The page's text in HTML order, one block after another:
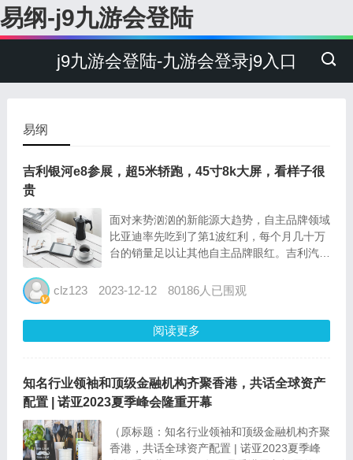
易纲-j9九游会登陆
j9九游会登陆-九游会登录j9入口
易纲
吉利银河e8参展，超5米轿跑，45寸8k大屏，看样子很
贵
面对来势汹汹的新能源大趋势，自主品牌领域
比亚迪率先吃到了第1波红利，每个月几十万
台的销量足以让其他自主品牌眼红。吉利汽车
化，还在积极开发新的子品牌系列，今年吉利
后单月销量基本稳定在...
clz123 2023-12-12 80186人已围观
阅读更多
知名行业领袖和顶级金融机构齐聚香港，共话全球资产
配置 | 诺亚2023夏季峰会隆重开幕
（原标题：知名行业领袖和顶级金融机构齐聚
香港，共话全球资产配置 | 诺亚2023夏季峰